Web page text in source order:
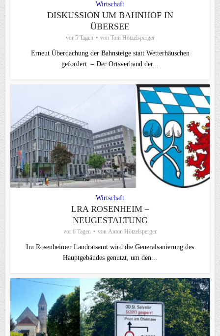
Wirtschaft
DISKUSSION UM BAHNHOF IN
ÜBERSEE
vor 5 Tagen von Toni Hötzelsperger
Erneut Überdachung der Bahnsteige statt Wetterhäuschen
gefordert – Der Ortsverband der...
Wirtschaft
LRA ROSENHEIM –
NEUGESTALTUNG
vor 6 Tagen von Anton Hötzelsperger
Im Rosenheimer Landratsamt wird die Generalsanierung des
Hauptgebäudes genutzt, um den...